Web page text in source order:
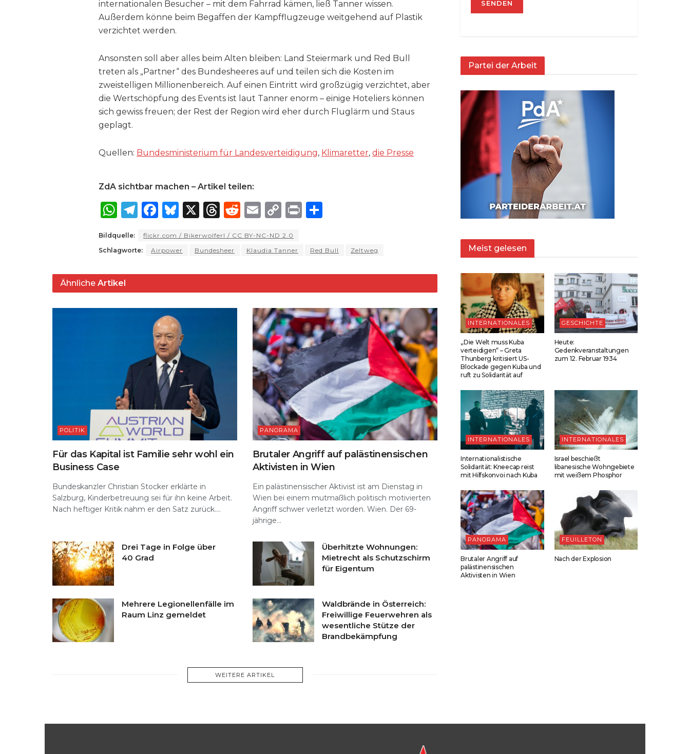
internationalen Besucher – mit dem Fahrrad kämen, ließ Tanner wissen.
Außerdem könne beim Begaffen der Kampfflugzeuge weitgehend auf Plastik
verzichtet werden.
Ansonsten soll aber alles beim Alten bleiben: Land Steiermark und Red Bull
treten als „Partner“ des Bundesheeres auf und teilen sich die Kosten im
zweistelligen Millionenbereich. Auf einen Eintritt wird großzügig verzichtet, aber
die Wertschöpfung des Events ist laut Tanner enorm – einige Hoteliers können
sich gewiss freuen; der Rest der Region wird eher durch Fluglärm und Staus
geplagt.
Quellen: Bundesministerium für Landesverteidigung, Klimaretter, die Presse
ZdA sichtbar machen – Artikel teilen:
W
a
ts
A
p
p
T
e
g
ra
m
F
c
e
b
o
o
k
B
e
s
k
y
X
T
re
a
d
s
R
d
di
t
E
ai
l
C
p
y
Li
n
k
P
e
Bildquelle:
flickr.com / Bikerwolferl / CC BY-NC-ND 2.0
Schlagworte:
Airpower Bundesheer Klaudia Tanner Red Bull Zeltweg
Ähnliche Artikel
POLITIK
Für das Kapital ist Familie sehr wohl ein
Business Case
Bundeskanzler Christian Stocker erklärte in
Salzburg, Kinderbetreuung sei für ihn keine Arbeit.
Nach heftiger Kritik nahm er den Satz zurück....
PANORAMA
Brutaler Angriff auf palästinensischen
Aktivisten in Wien
Ein palästinensischer Aktivist ist am Dienstag in
Wien bei einem mutmaßlich politisch motivierten
Angriff schwer verletzt worden. Wien. Der 69-
jährige...
Drei Tage in Folge über
40 Grad
Überhitzte Wohnungen:
Mietrecht als Schutzschirm
für Eigentum
Mehrere Legionellenfälle im
Raum Linz gemeldet
Waldbrände in Österreich:
Freiwillige Feuerwehren als
wesentliche Stütze der
Brandbekämpfung
WEITERE ARTIKEL
Partei der Arbeit
Meist gelesen
INTERNATIONALES
„Die Welt muss Kuba
verteidigen“ – Greta
Thunberg kritisiert US-
Blockade gegen Kuba und
ruft zu Solidarität auf
GESCHICHTE
Heute:
Gedenkveranstaltungen
zum 12. Februar 1934
INTERNATIONALES
Internationalistische
Solidarität: Kneecap reist
mit Hilfskonvoi nach Kuba
INTERNATIONALES
Israel beschießt
libanesische Wohngebiete
mit weißem Phosphor
PANORAMA
Brutaler Angriff auf
palästinensischen
Aktivisten in Wien
FEUILLETON
Nach der Explosion